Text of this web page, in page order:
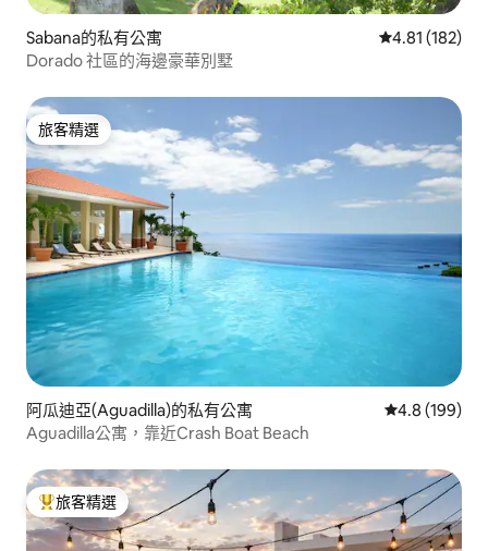
Sabana的私有公寓 從 182 則評價
4.81 (182)
Dorado 社區的海邊豪華別墅
旅客精選
旅客精選
阿瓜迪亞(Aguadilla)的私有公寓 從 199 則評
4.8 (199)
Aguadilla公寓，靠近Crash Boat Beach
旅客精選榜首
旅客精選